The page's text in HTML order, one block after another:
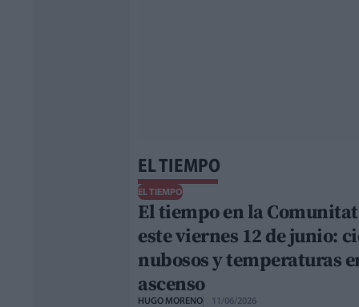
EL TIEMPO
EL TIEMPO
El tiempo en la
este viernes 12 de junio:
nubosos y temperaturas
ascenso
HUGO MORENO 11/06/2026